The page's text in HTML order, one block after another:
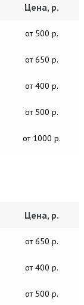
Цена, р.
от 500 р.
от 650 р.
от 400 р.
от 500 р.
от 1000 р.
Цена, р.
от 650 р.
от 400 р.
от 500 р.